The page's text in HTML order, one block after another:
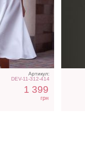
Артикул:
DEV-11-312-414
1 399
грн